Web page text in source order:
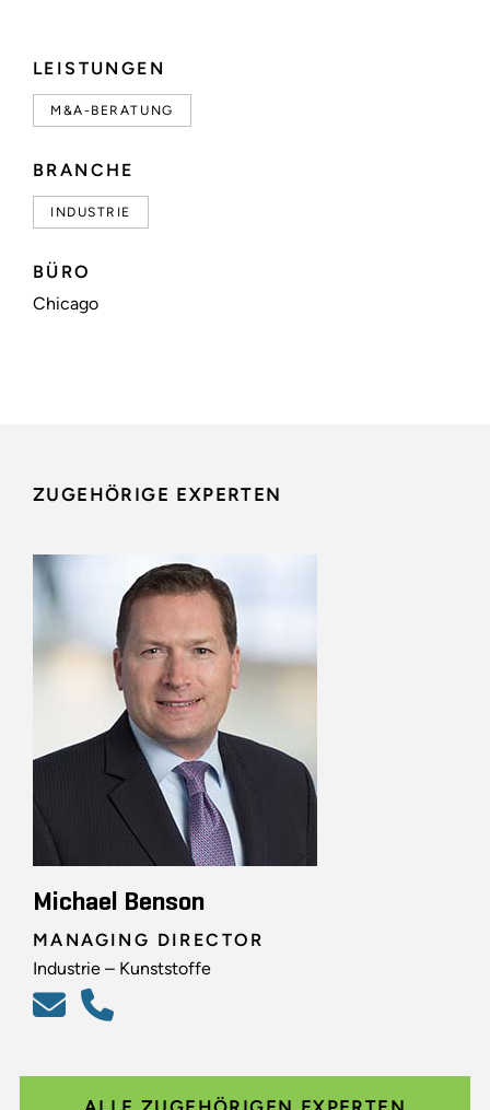
LEISTUNGEN
M&A-BERATUNG
BRANCHE
INDUSTRIE
BÜRO
Chicago
ZUGEHÖRIGE EXPERTEN
Michael Benson
MANAGING DIRECTOR
Industrie – Kunststoffe